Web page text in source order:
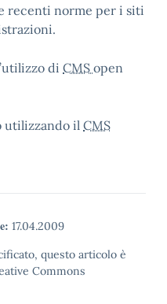
recenti norme per i siti
di CMS open
utilizzando il CMS
17.04.2009
questo articolo è
Commons